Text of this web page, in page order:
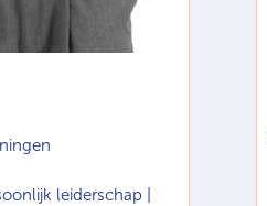
leiderschap |